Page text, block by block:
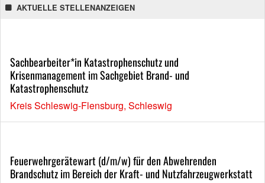
AKTUELLE STELLENANZEIGEN
Sachbearbeiter*in Katastrophenschutz und
Krisenmanagement im Sachgebiet Brand- und
Katastrophenschutz
Kreis Schleswig-Flensburg, Schleswig
Feuerwehrgerätewart (d/m/w) für den Abwehrenden
Brandschutz im Bereich der Kraft- und Nutzfahrzeugwerkstatt